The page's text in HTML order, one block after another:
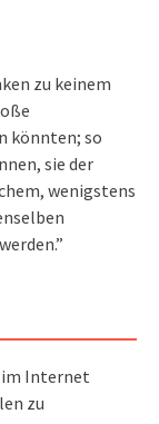
zu keinem
könnten; so
sie der
wenigstens
im Internet
zu